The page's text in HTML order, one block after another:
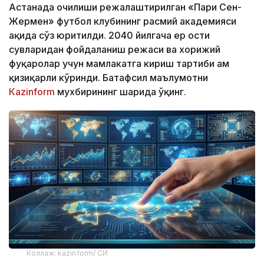
Астанада очилиши режалаштирилган «Пари Сен-
Жермен» футбол клубининг расмий академияси
ҳақида сўз юритилди. 2040 йилгача ер ости
сувларидан фойдаланиш режаси ва хорижий
фуқаролар учун мамлакатга кириш тартиби ҳам
қизиқарли кўринди. Батафсил маълумотни
Кazinform мухбирининг шарҳида ўқинг.
Коллаж: kazinform/ СИ